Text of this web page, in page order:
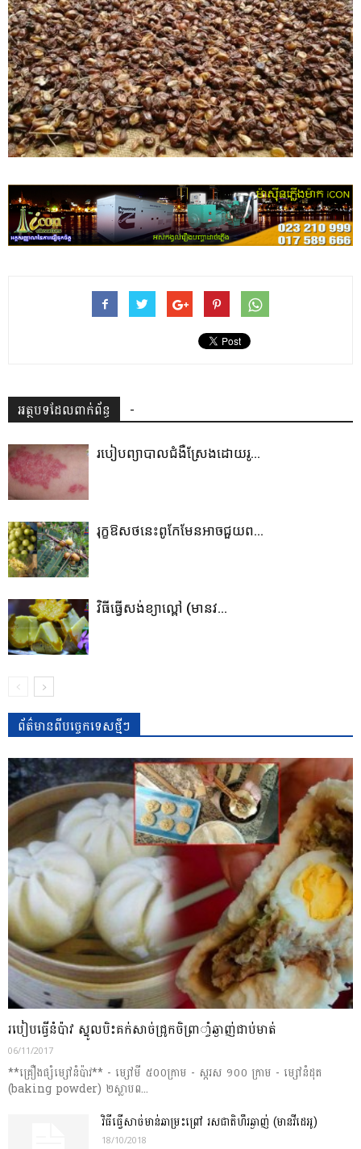
អត្ថបទដែលពាក់ព័ន្ធ -
របៀបព្យាបាលជំងឺស្រែងដោយរូ...
រុក្ខឱសថនេះពូកែមែនអាចជួយព...
វិធីធ្វើសង់ខ្យាល្ពៅ (មានវ...
ព័ត៌មានពីបច្ចេកទេសថ្មីៗ
របៀបធ្វើនំប៉ាវ ស្នូលបិះគក់សាច់ជ្រូកចិព្រាាំ្ចឆ្ងាញ់ជាប់មាត់
06/11/2017
**គ្រឿងផ្សំម្សៅនំប៉ាវ** - ម្សៅមី ៥០០ក្រាម - ស្ករស ១០០ ក្រាម - ម្សៅនំដុត
(baking powder) ២ស្លាបព...
វិធីធ្វើសាច់មាន់ឆាម្រះព្រៅ រសជាតិហឹរឆ្ងាញ់ (មានវីដេអូ)
18/10/2018